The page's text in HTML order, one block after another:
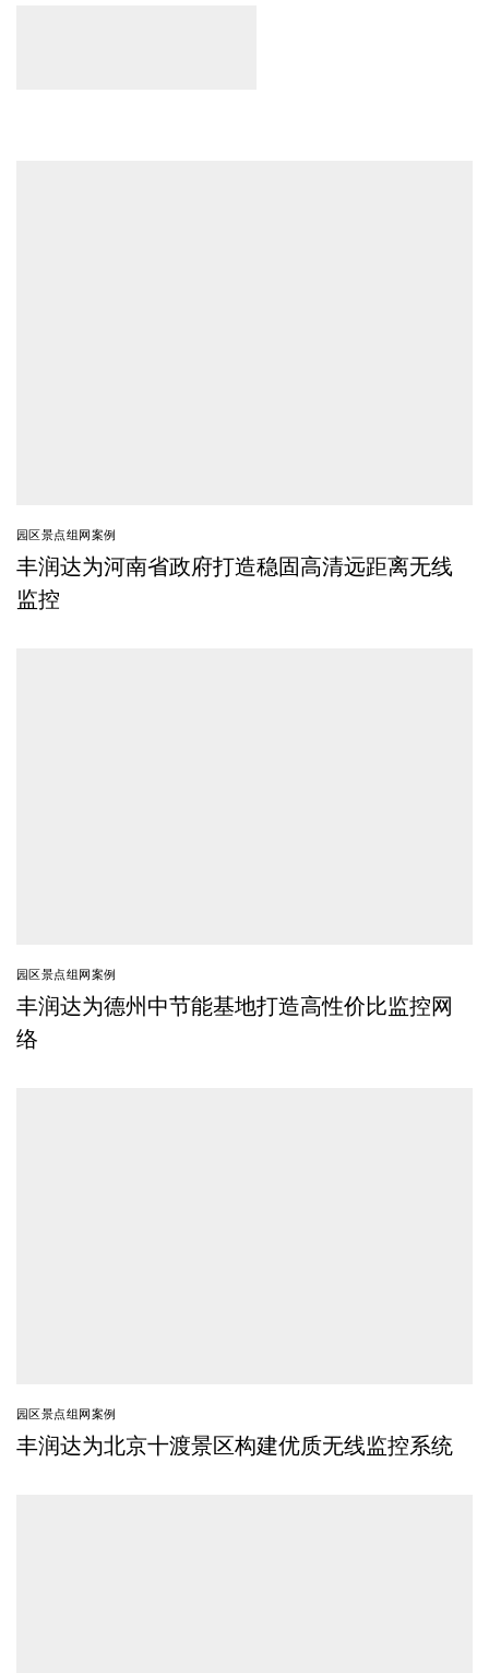
园区景点组网案例
丰润达为河南省政府打造稳固高清远距离无线
监控
园区景点组网案例
丰润达为德州中节能基地打造高性价比监控网
络
园区景点组网案例
丰润达为北京十渡景区构建优质无线监控系统